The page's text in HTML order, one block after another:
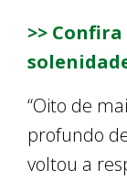
>>
“Oito de
profundo
voltou a